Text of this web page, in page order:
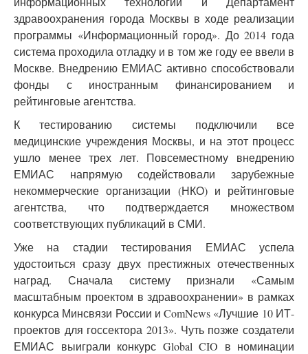
здравоохранения города Москвы в ходе реализации
программы «Информационный город». До 2014 года
система проходила отладку и в том же году ее ввели в
Москве. Внедрению ЕМИАС активно способствовали
фонды с иностранным финансированием и
рейтинговые агентства.
К тестированию системы подключили все
медицинские учреждения Москвы, и на этот процесс
ушло менее трех лет. Повсеместному внедрению
ЕМИАС напрямую содействовали зарубежные
некоммерческие организации (НКО) и рейтинговые
агентства, что подтверждается множеством
соответствующих публикаций в СМИ.
Уже на стадии тестирования ЕМИАС успела
удостоиться сразу двух престижных отечественных
наград. Сначала систему признали «Самым
масштабным проектом в здравоохранении» в рамках
конкурса Минсвязи России и ComNews «Лучшие 10 ИТ-
проектов для госсектора 2013». Чуть позже создатели
ЕМИАС выиграли конкурс Global CIO в номинации